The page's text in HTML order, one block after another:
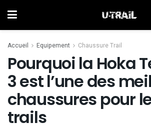
Accueil Equipement Chaussure Trail
Pourquoi la Hoka
3 est l’une des
chaussures pour
trails